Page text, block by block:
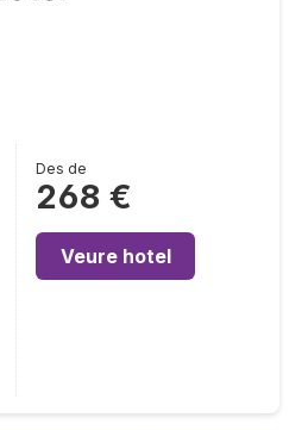
Des de
268 €
Veure hotel